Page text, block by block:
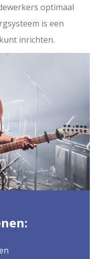
optimaal
is een
inrichten.